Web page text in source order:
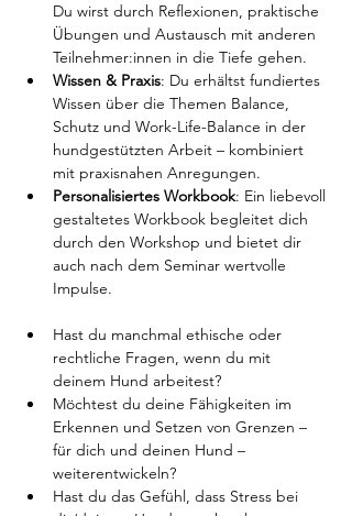
Du wirst durch Reflexionen, praktische
Übungen und Austausch mit anderen
Teilnehmer:innen in die Tiefe gehen.
Wissen & Praxis: Du erhältst fundiertes
Wissen über die Themen Balance,
Schutz und Work-Life-Balance in der
hundgestützten Arbeit – kombiniert
mit praxisnahen Anregungen.
Personalisiertes Workbook: Ein liebevoll
gestaltetes Workbook begleitet dich
durch den Workshop und bietet dir
auch nach dem Seminar wertvolle
Impulse.
Hast du manchmal ethische oder
rechtliche Fragen, wenn du mit
deinem Hund arbeitest?
Möchtest du deine Fähigkeiten im
Erkennen und Setzen von Grenzen –
für dich und deinen Hund –
weiterentwickeln?
Hast du das Gefühl, dass Stress bei